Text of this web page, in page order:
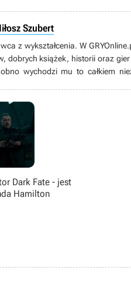
Szubert
z wykształcenia. W
dobrych książek, historii oraz
wychodzi mu to całkiem
Dark Fate - jest
Hamilton